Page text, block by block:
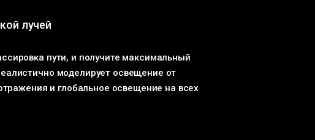
лучей
пути, и получите максимальный
моделирует освещение от
и глобальное освещение на всех